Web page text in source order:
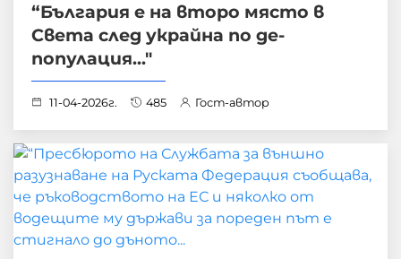
“България е на второ място в
Света след украйна по де-
популация..."
11-04-2026г. 485 Гост-автор